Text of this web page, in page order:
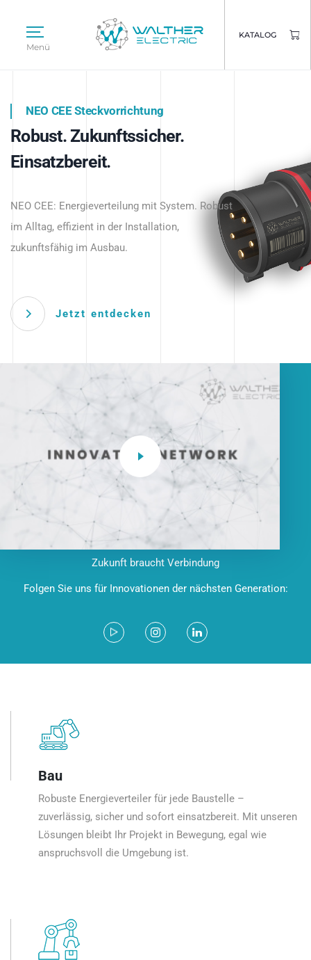
Menü
KATALOG
Intelligente Stromverteilung
beginnt hier.
NEO CEE Steckvorrichtung
Robust. Zukunftssicher.
Einsatzbereit.
NEO CEE: Energieverteilung mit System. Robust
im Alltag, effizient in der Installation,
zukunftsfähig im Ausbau.
Jetzt entdecken
Intelligenz trifft Energie.
Anwendungen – robust, IP-geschützt und
zukunftsfähig.
Zukunft braucht Verbindung
Folgen Sie uns für Innovationen der nächsten Generation:
Bau
Robuste Energieverteiler für jede Baustelle –
zuverlässig, sicher und sofort einsatzbereit. Mit unseren
Lösungen bleibt Ihr Projekt in Bewegung, egal wie
anspruchsvoll die Umgebung ist.